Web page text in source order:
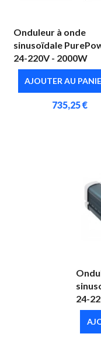
Onduleur à onde
sinusoïdale
24-220V - 2000W
AJOUTER AU
735,25 €
24-